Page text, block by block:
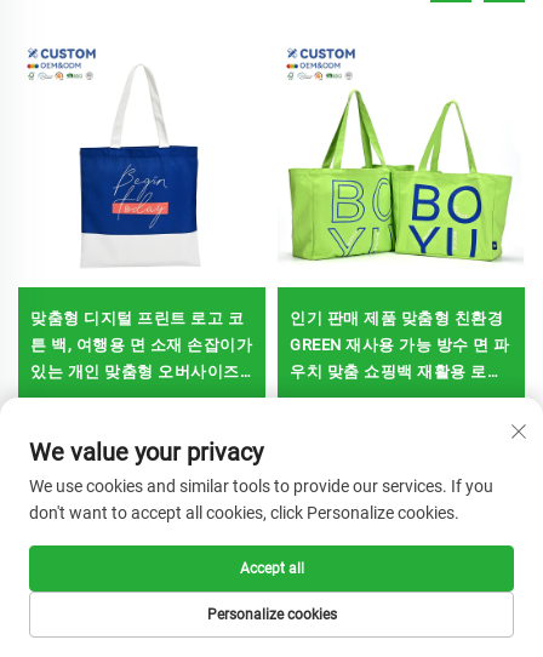
맞춤형 디지털 프린트 로고 코
튼 백, 여행용 면 소재 손잡이가
있는 개인 맞춤형 오버사이즈
천연색 코튼 백
인기 판매 제품 맞춤형 친환경
GREEN 재사용 가능 방수 면 파
우치 맞춤 쇼핑백 재활용 로고
가능
We value your privacy
We use cookies and similar tools to provide our services. If you
don't want to accept all cookies, click Personalize cookies.
Personalize cookies
Accept all